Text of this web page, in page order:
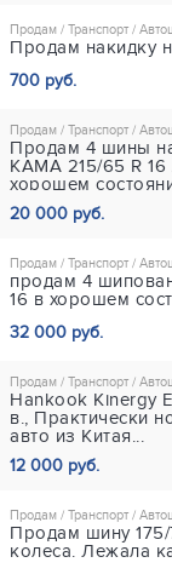
Продам / Транспорт /
Продам накидку
700 руб.
Продам / Транспорт /
Продам 4 шины
КАМА 215/65 R 16
хорошем
20 000 руб.
Продам / Транспорт /
продам 4
16 в хорошем
32 000 руб.
Продам / Транспорт /
Hankook Kinergy
в., Практически
авто из Китая...
12 000 руб.
Продам / Транспорт /
Продам шину 175/
колеса. Лежала